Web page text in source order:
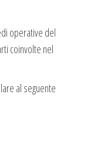
operative del
coinvolte nel
al seguente